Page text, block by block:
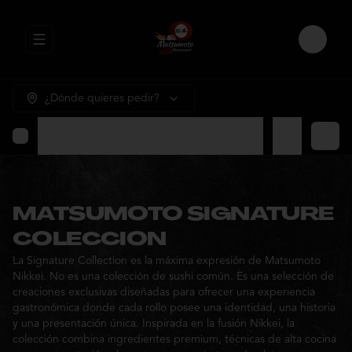
Abrir menu de navegación Login
¿Dónde quieres pedir?
MATSUMOTO SIGNATURE
COLECCION
La Signature Collection es la máxima expresión de Matsumoto
Nikkei. No es una colección de sushi común. Es una selección de
creaciones exclusivas diseñadas para ofrecer una experiencia
gastronómica donde cada rollo posee una identidad, una historia
y una presentación única. Inspirada en la fusión Nikkei, la
colección combina ingredientes premium, técnicas de alta cocina